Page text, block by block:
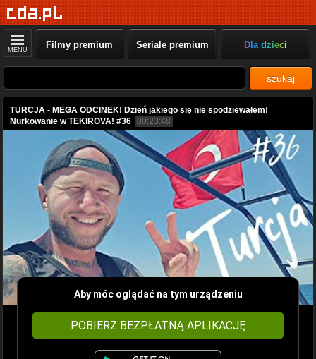
MENU Filmy premium Seriale premium Dla dzieci
szukaj
TURCJA - MEGA ODCINEK! Dzień jakiego się nie spodziewałem!
Nurkowanie w TEKIROVA! #36 00:23:48
Aby móc oglądać na tym urządzeniu
POBIERZ BEZPŁATNĄ APLIKACJĘ